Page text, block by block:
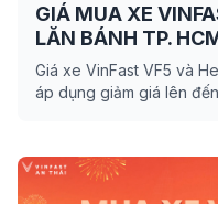
GIÁ MUA XE
LĂN BÁNH TP.
Giá xe VinFast VF5 và
áp dụng giảm giá lên